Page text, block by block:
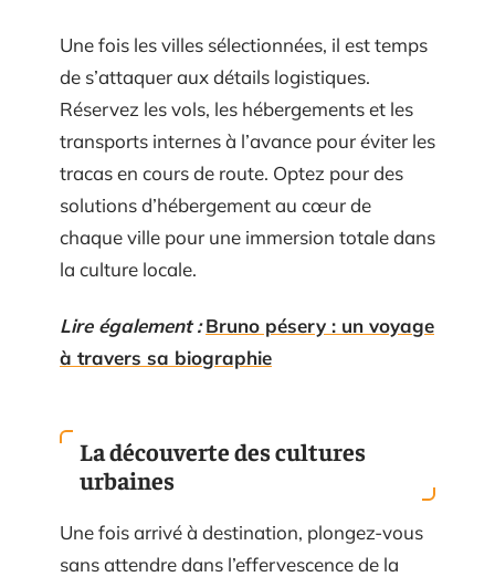
Une fois les villes sélectionnées, il est temps
de s’attaquer aux détails logistiques.
Réservez les vols, les hébergements et les
transports internes à l’avance pour éviter les
tracas en cours de route. Optez pour des
solutions d’hébergement au cœur de
chaque ville pour une immersion totale dans
la culture locale.
Lire également : Bruno pésery : un voyage
à travers sa biographie
La découverte des cultures
urbaines
Une fois arrivé à destination, plongez-vous
sans attendre dans l’effervescence de la